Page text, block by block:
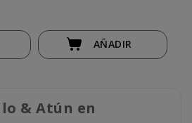
AÑADIR
& Atún en